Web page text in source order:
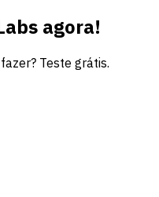
agora!
Teste grátis.